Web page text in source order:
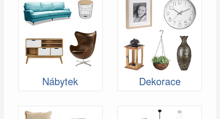
Nábytek Dekorace